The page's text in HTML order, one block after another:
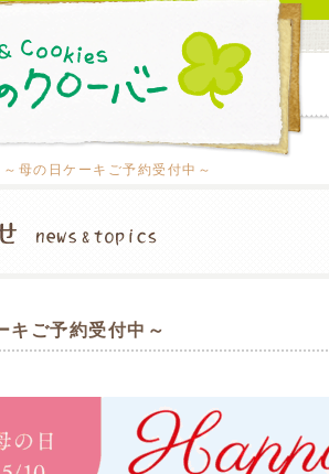
母の日ケーキご予約受付中～
キご予約受付中～